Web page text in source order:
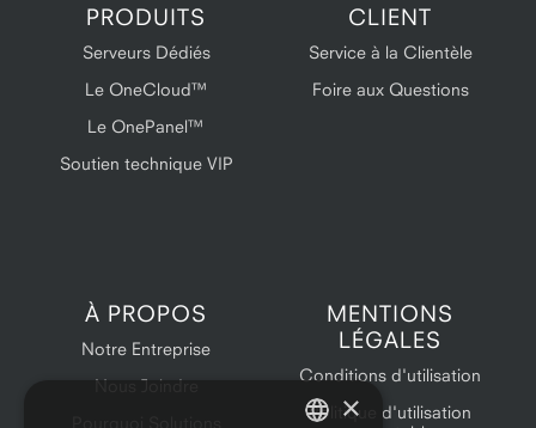
PRODUITS
Serveurs Dédiés
Le OneCloud™
Le OnePanel™
Soutien technique VIP
CLIENT
Service à la Clientèle
Foire aux Questions
À PROPOS
Notre Entreprise
Nous Joindre
MENTIONS
LÉGALES
Conditions d'utilisation
Politique d'utilisation
×